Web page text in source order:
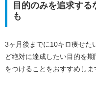
目的のみを追求す
も
3ヶ月後までに10キロ痩せた
ど絶対に達成したい目的を
をつけることをおすすめしま